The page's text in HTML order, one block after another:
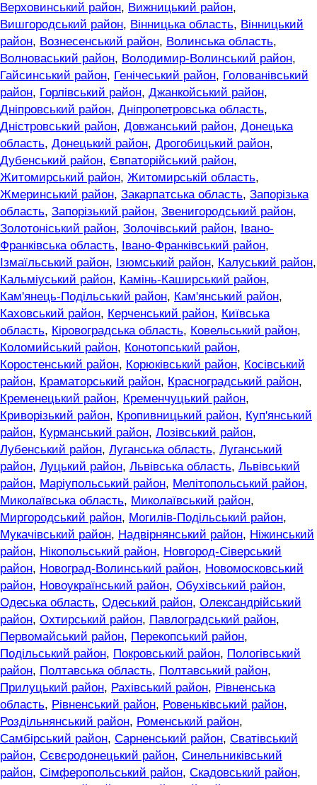
Верховинський район, Вижницький район,
Вишгородський район, Вінницька область, Вінницький
район, Вознесенський район, Волинська область,
Волноваський район, Володимир-Волинський район,
Гайсинський район, Генічеський район, Голованівський
район, Горлівський район, Джанкойський район,
Дніпровський район, Дніпропетровська область,
Дністровський район, Довжанський район, Донецька
область, Донецький район, Дрогобицький район,
Дубенський район, Євпаторійський район,
Житомирський район, Житомирській область,
Жмеринський район, Закарпатська область, Запорізька
область, Запорізький район, Звенигородський район,
Золотоніський район, Золочівський район,
Івано-
Франківська область, Івано-Франківський район,
Ізмаїльський район, Ізюмський район, Калуський район,
Кальміуський район, Камінь-Каширський район,
Кам'янець-Подільський район, Кам'янський район,
Каховський район, Керченський район, Київська
область, Кіровоградська область, Ковельський район,
Коломийський район, Конотопський район,
Коростенський район, Корюківський район, Косівський
район, Краматорський район, Красноградський район,
Кременецький район, Кременчуцький район,
Криворізький район, Кропивницький район, Куп'янський
район, Курманський район, Лозівський район,
Лубенський район, Луганська область, Луганський
район, Луцький район, Львівська область, Львівський
район, Маріупольський район, Мелітопольський район,
Миколаївська область, Миколаївський район,
Миргородський район, Могилів-Подільський район,
Мукачівський район, Надвірнянський район, Ніжинський
район, Нікопольський район, Новгород-Сіверський
район, Новоград-Волинський район, Новомосковський
район, Новоукраїнський район, Обухівський район,
Одеська область, Одеський район, Олександрійський
район, Охтирський район, Павлоградський район,
Первомайський район, Перекопський район,
Подільський район, Покровський район, Пологівський
район, Полтавська область, Полтавський район,
Прилуцький район, Рахівський район, Рівненська
область, Рівненський район, Ровеньківський район,
Роздільнянський район, Роменський район,
Самбірський район, Сарненський район, Сватівський
район, Сєвєродонецький район, Синельниківський
район, Сімферопольський район, Скадовський район,